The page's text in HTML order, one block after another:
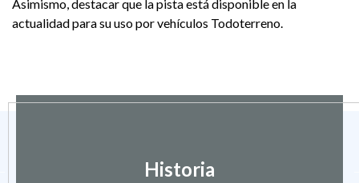
Asimismo, destacar que la pista está disponible en la
actualidad para su uso por vehículos Todoterreno.
Historia